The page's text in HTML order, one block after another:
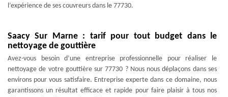
l’expérience de ses couvreurs dans le 77730.
Saacy Sur Marne : tarif pour tout budget dans le
nettoyage de gouttière
Avez-vous besoin d’une entreprise professionnelle pour réaliser le
nettoyage de votre gouttière sur 77730 ? Nous nous déplaçons dans ses
environs pour vous satisfaire. Entreprise experte dans ce domaine, nous
garantissons un résultat efficace et rapide pour faire plaisir à tous nos